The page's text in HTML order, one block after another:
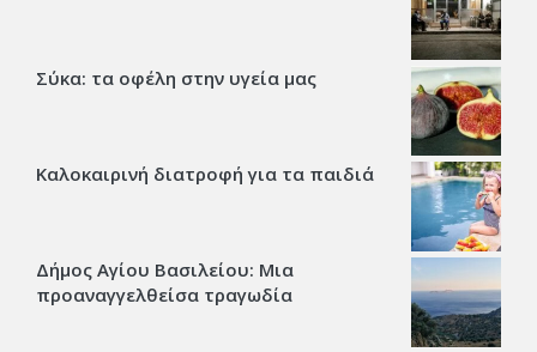
Σύκα: τα οφέλη στην υγεία μας
Καλοκαιρινή διατροφή για τα παιδιά
Δήμος Αγίου Βασιλείου: Μια
προαναγγελθείσα τραγωδία